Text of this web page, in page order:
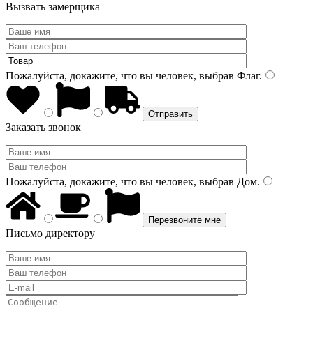
Вызвать замерщика
Пожалуйста, докажите, что вы человек, выбрав Флаг.
Заказать звонок
Пожалуйста, докажите, что вы человек, выбрав Дом.
Письмо директору